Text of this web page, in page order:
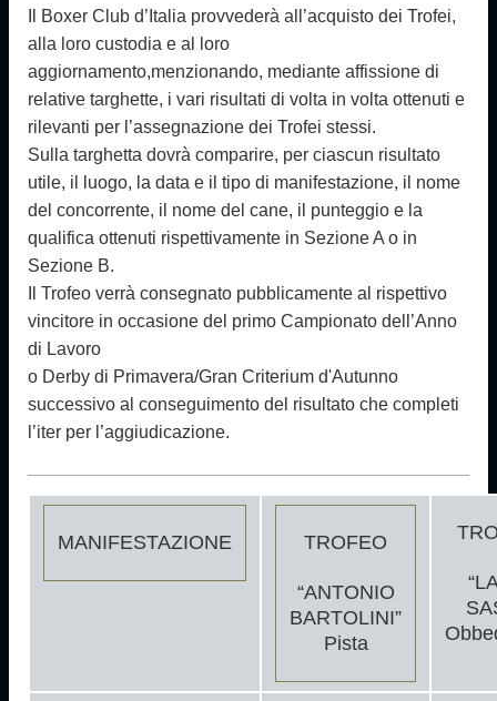
Il Boxer Club d’Italia provvederà all’acquisto dei Trofei,
alla loro custodia e al loro
aggiornamento,menzionando, mediante affissione di
relative targhette, i vari risultati di volta in volta ottenuti e
rilevanti per l’assegnazione dei Trofei stessi.
Sulla targhetta dovrà comparire, per ciascun risultato
utile, il luogo, la data e il tipo di manifestazione, il nome
del concorrente, il nome del cane, il punteggio e la
qualifica ottenuti rispettivamente in Sezione A o in
Sezione B.
Il Trofeo verrà consegnato pubblicamente al rispettivo
vincitore in occasione del primo Campionato dell’Anno
di Lavoro
o Derby di Primavera/Gran Criterium d'Autunno
successivo al conseguimento del risultato che completi
l’iter per l’aggiudicazione.
MANIFESTAZIONE TROFEO
“ANTONIO
BARTOLINI”
Pista